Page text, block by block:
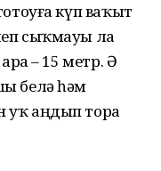
күп ваҡыт
сыҡмауы ла
ара – 15 метр. Ә
белә һәм
уҡ аңдып тора